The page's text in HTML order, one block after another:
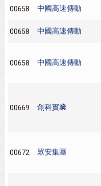
00658 中國高速傳動
00658 中國高速傳動
00658 中國高速傳動
00669 創科實業
00672 眾安集團